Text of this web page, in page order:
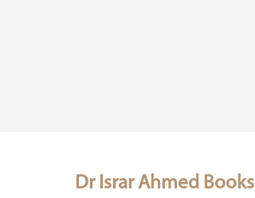
Dr Israr Ahmed Books